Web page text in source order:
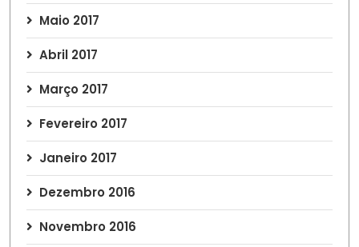
Maio 2017
Abril 2017
Março 2017
Fevereiro 2017
Janeiro 2017
Dezembro 2016
Novembro 2016